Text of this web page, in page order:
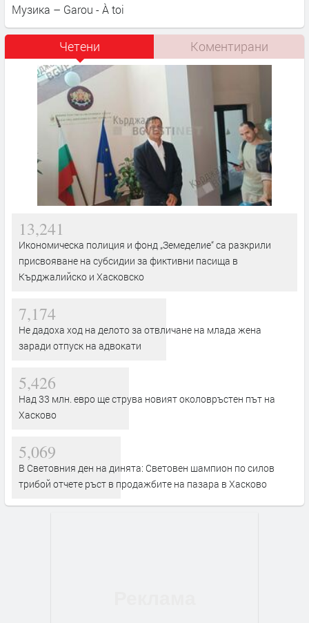
Музика – Garou - À toi
Четени Коментирани
13,241
Икономическа полиция и фонд „Земеделие“ са разкрили
присвояване на субсидии за фиктивни пасища в
Кърджалийско и Хасковско
7,174
Не дадоха ход на делото за отвличане на млада жена
заради отпуск на адвокати
5,426
Над 33 млн. евро ще струва новият околовръстен път на
Хасково
5,069
В Световния ден на динята: Световен шампион по силов
трибой отчете ръст в продажбите на пазара в Хасково